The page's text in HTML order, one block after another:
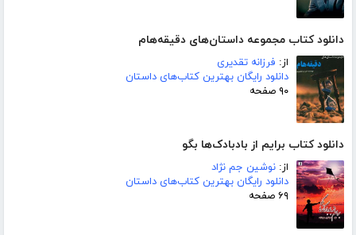
دانلود کتاب مجموعه داستان‌های دقیقه‌هام
از: فرزانه تقدیری
دانلود رایگان بهترین کتاب‌های داستان
۹۰ صفحه
دانلود کتاب برایم از بادبادک‌ها بگو
از: نوشین جم نژاد
دانلود رایگان بهترین کتاب‌های داستان
۶۹ صفحه